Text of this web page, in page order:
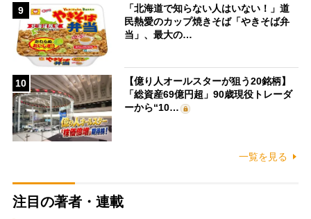
9
「北海道で知らない人はいない！」道
民熱愛のカップ焼きそば「やきそば弁
当」、最大の…
10
【億り人オールスターが狙う20銘柄】
「総資産69億円超」90歳現役トレーダ
ーから“10…
一覧を見る
注目の著者・連載